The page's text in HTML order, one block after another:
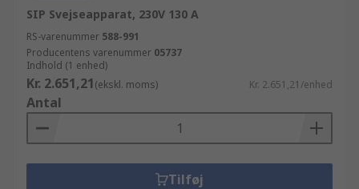
SIP Svejseapparat, 230V 130 A
RS-varenummer 588-991
Producentens varenummer 05737
Indhold (1 enhed)
Kr. 2.651,21(ekskl. moms) Kr. 2.651,21/enhed
Antal
Tilføj